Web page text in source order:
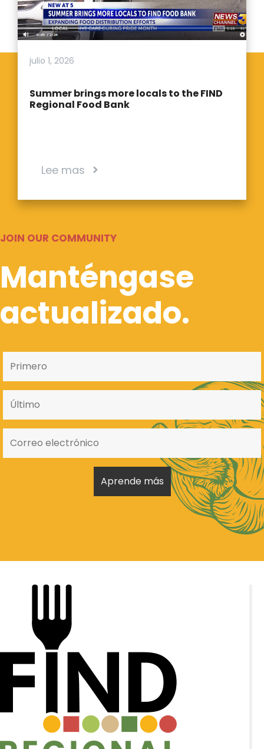
julio 1, 2026
Summer brings more locals to the FIND
Regional Food Bank
Lee mas
JOIN OUR COMMUNITY
Manténgase
actualizado.